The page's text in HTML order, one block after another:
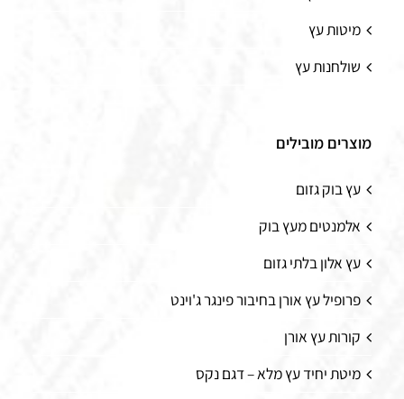
מיטות עץ
שולחנות עץ
מוצרים מובילים
עץ בוק גזום
אלמנטים מעץ בוק
עץ אלון בלתי גזום
פרופיל עץ אורן בחיבור פינגר ג'וינט
קורות עץ אורן
מיטת יחיד עץ מלא – דגם נקס